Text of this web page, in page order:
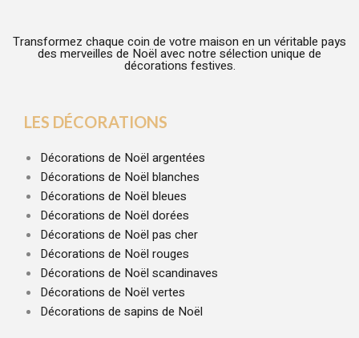
Transformez chaque coin de votre maison en un véritable pays
des merveilles de Noël avec notre sélection unique de
décorations festives.
LES DÉCORATIONS
Décorations de Noël argentées
Décorations de Noël blanches
Décorations de Noël bleues
Décorations de Noël dorées
Décorations de Noël pas cher
Décorations de Noël rouges
Décorations de Noël scandinaves
Décorations de Noël vertes
Décorations de sapins de Noël